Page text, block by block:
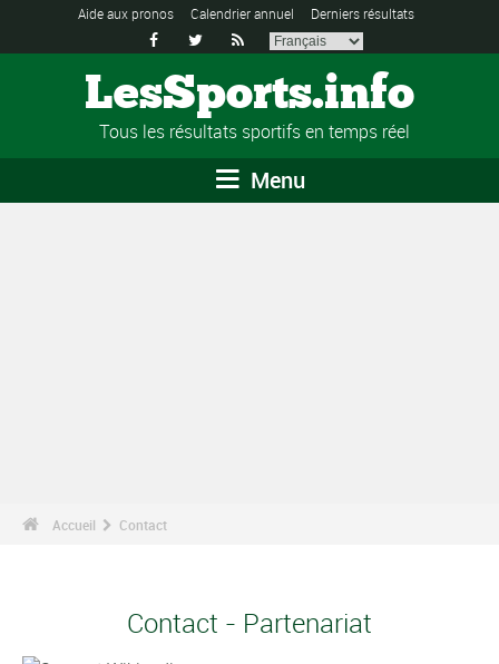
Aide aux pronos Calendrier annuel Derniers résultats
  
LesSports.info
Tous les résultats sportifs en temps réel
Menu
Accueil Contact
Contact - Partenariat